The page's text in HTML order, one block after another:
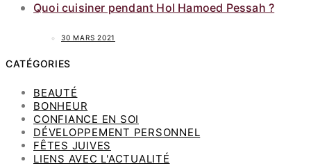
Quoi cuisiner pendant Hol Hamoed Pessah ?
30 MARS 2021
CATÉGORIES
BEAUTÉ
BONHEUR
CONFIANCE EN SOI
DÉVELOPPEMENT PERSONNEL
FÊTES JUIVES
LIENS AVEC L'ACTUALITÉ